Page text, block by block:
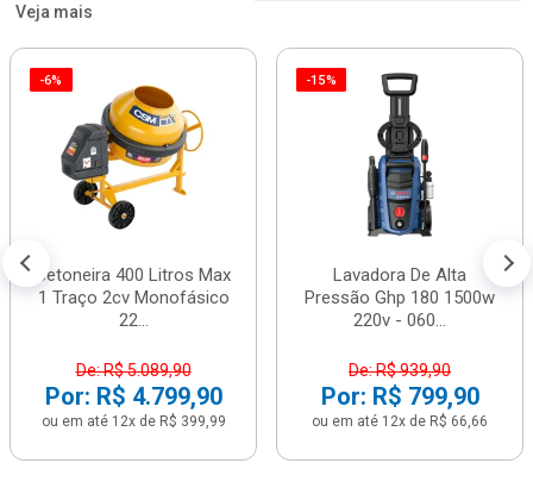
Veja mais
-6%
Betoneira 400 Litros Max
1 Traço 2cv Monofásico
22...
De: R$ 5.089,90
Por: R$ 4.799,90
ou em até 12x de R$ 399,99
-15%
Lavadora De Alta
Pressão Ghp 180 1500w
220v - 060...
De: R$ 939,90
Por: R$ 799,90
ou em até 12x de R$ 66,66